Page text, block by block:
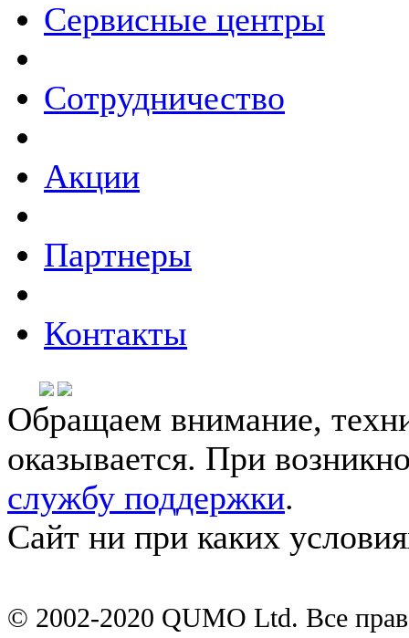
Сервисные центры
Сотрудничество
Акции
Партнеры
Контакты
Обращаем внимание,
оказывается. При
службу поддержки.
Сайт ни при каких
© 2002-2020 QUMO Ltd. Все